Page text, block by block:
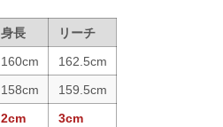
身長
リーチ
160cm
162.5cm
158cm
159.5cm
2cm 3cm